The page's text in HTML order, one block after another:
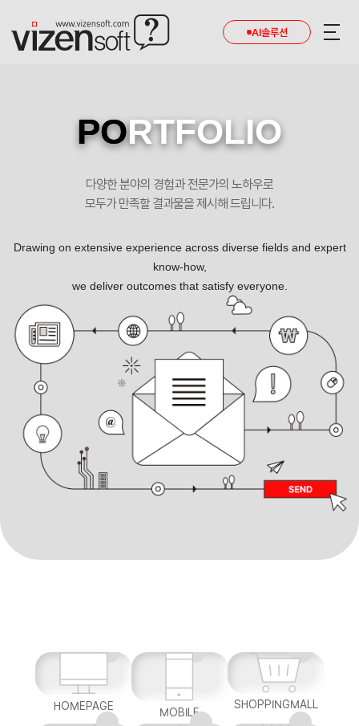
AI솔루션
PORTFOLIO
다양한 분야의 경험과 전문가의 노하우로
모두가 만족할 결과물을 제시해 드립니다.
Drawing on extensive experience across diverse fields and expert
know-how,
we deliver outcomes that satisfy everyone.
HOMEPAGE MOBILE
SHOPPINGMALL